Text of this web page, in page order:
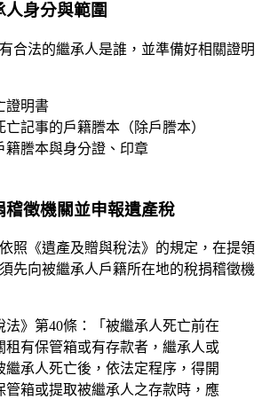
身分與範圍
合法的繼承人是誰，並準備好相關證明
證明書
記事的戶籍謄本（除戶謄本）
籍謄本與身分證、印章
稽徵機關並申報遺產稅
照《遺產及贈與稅法》的規定，在提領
先向被繼承人戶籍所在地的稅捐稽徵機
法》第40條：「被繼承人死亡前在
租有保管箱或有存款者，繼承人或
繼承人死亡後，依法定程序，得開
管箱或提取被繼承人之存款時，應